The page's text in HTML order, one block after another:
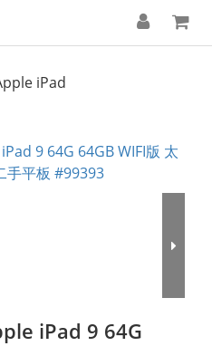
iPad
iPad 9 64G